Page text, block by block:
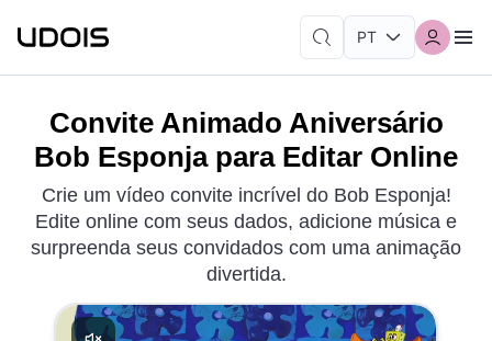
Convite Animado Aniversário
Bob Esponja para Editar Online
Crie um vídeo convite incrível do Bob Esponja!
Edite online com seus dados, adicione música e
surpreenda seus convidados com uma animação
divertida.